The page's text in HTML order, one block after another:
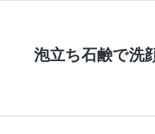
泡立ち石鹸で洗